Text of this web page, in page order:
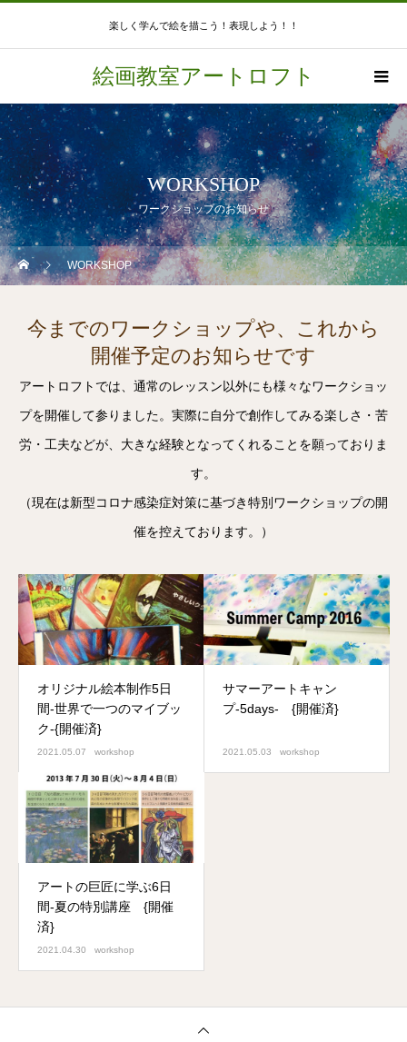
楽しく学んで絵を描こう！表現しよう！！
絵画教室アートロフト
WORKSHOP
ワークショップのお知らせ
WORKSHOP
今までのワークショップや、これから
開催予定のお知らせです
アートロフトでは、通常のレッスン以外にも様々なワークショッ
プを開催して参りました。実際に自分で創作してみる楽しさ・苦
労・工夫などが、大きな経験となってくれることを願っておりま
す。
（現在は新型コロナ感染症対策に基づき特別ワークショップの開
催を控えております。）
オリジナル絵本制作5日
間-世界で一つのマイブッ
ク-{開催済}
2021.05.07 workshop
サマーアートキャン
プ-5days- {開催済}
2021.05.03 workshop
アートの巨匠に学ぶ6日
間-夏の特別講座 {開催
済}
2021.04.30 workshop